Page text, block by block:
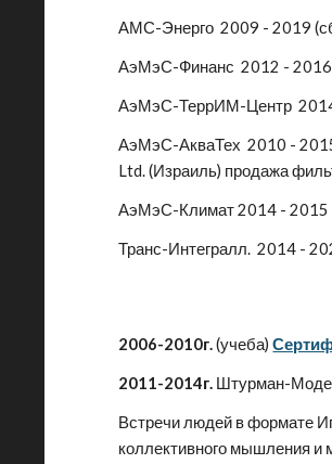
АМС-Энерго 2009 - 2019
АэМэС-Финанс 2012 - 2016
АэМэС-ТеррИМ-Центр 2014 -
АэМэС-АкваТех 2010 - 2015
Ltd. (Израиль) продажа
АэМэС-Климат 2014 - 2015
Транс-Интегралл. 2014 -
2006-2010г.(учеба)
2011-2014г. Штурман-
Встречи людей в формате
коллективного мышления и